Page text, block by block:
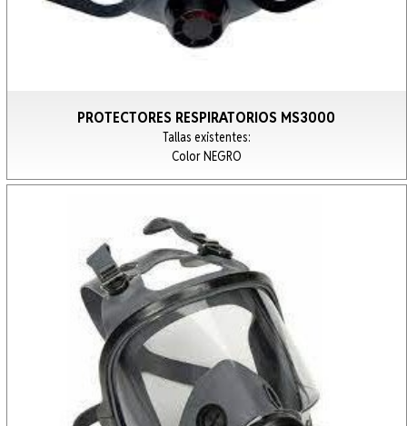
PROTECTORES RESPIRATORIOS MS3000
Tallas existentes:
Color NEGRO